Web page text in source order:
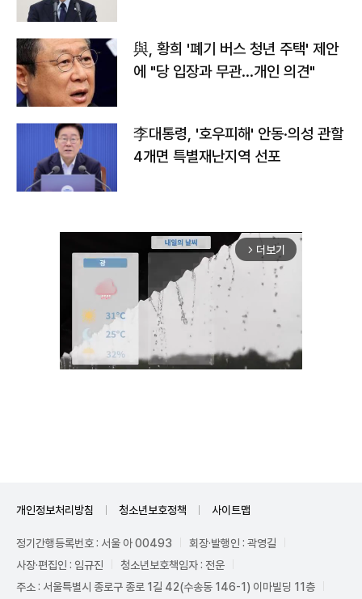
與, 황희 '폐기 버스 청년 주택' 제안
에 "당 입장과 무관…개인 의견"
李대통령, '호우피해' 안동·의성 관할
4개면 특별재난지역 선포
arrow_forward_ios 더보기
개인정보처리방침 청소년보호정책 사이트맵
정기간행등록번호 : 서울 아 00493
회장·발행인 : 곽영길
사장·편집인 : 임규진
청소년보호책임자 : 전운
주소 : 서울특별시 종로구 종로 1길 42(수송동 146-1) 이마빌딩 11층